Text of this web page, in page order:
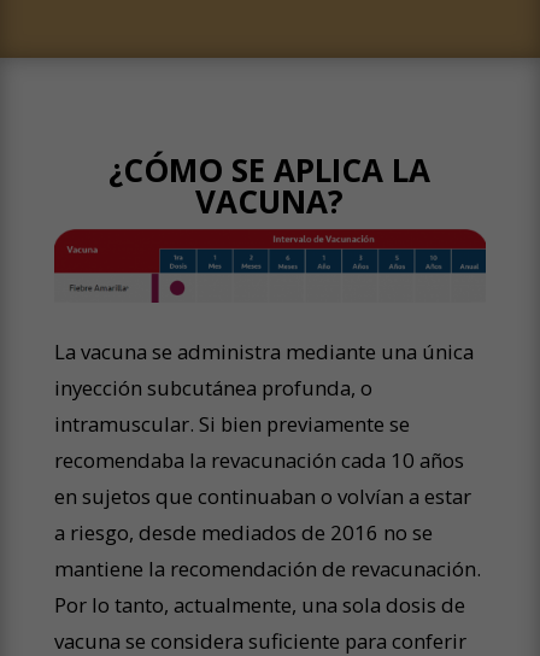
¿CÓMO SE APLICA LA
VACUNA?
La vacuna se administra mediante una única
inyección subcutánea profunda, o
intramuscular. Si bien previamente se
recomendaba la revacunación cada 10 años
en sujetos que continuaban o volvían a estar
a riesgo, desde mediados de 2016 no se
mantiene la recomendación de revacunación.
Por lo tanto, actualmente, una sola dosis de
vacuna se considera suficiente para conferir